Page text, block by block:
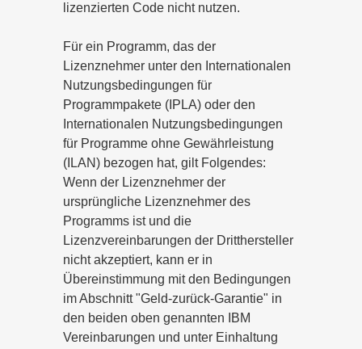
lizenzierten Code nicht nutzen.
Für ein Programm, das der
Lizenznehmer unter den Internationalen
Nutzungsbedingungen für
Programmpakete (IPLA) oder den
Internationalen Nutzungsbedingungen
für Programme ohne Gewährleistung
(ILAN) bezogen hat, gilt Folgendes:
Wenn der Lizenznehmer der
ursprüngliche Lizenznehmer des
Programms ist und die
Lizenzvereinbarungen der Dritthersteller
nicht akzeptiert, kann er in
Übereinstimmung mit den Bedingungen
im Abschnitt "Geld-zurück-Garantie" in
den beiden oben genannten IBM
Vereinbarungen und unter Einhaltung